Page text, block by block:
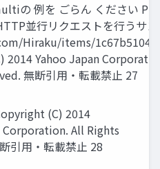
の 例を ごらん ください
並行リクエストを行うサ
Hiraku/items/
2014 Yahoo Japan
無断引用・転載禁止 27
(C) 2014
Corporation. All Rights
引用・転載禁止 28